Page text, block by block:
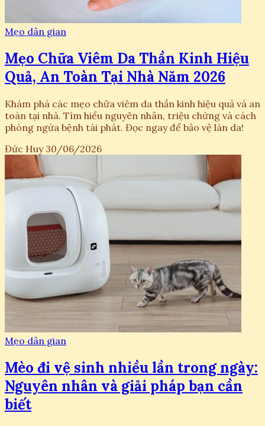
Mẹo dân gian
Mẹo Chữa Viêm Da Thần Kinh Hiệu
Quả, An Toàn Tại Nhà Năm 2026
Khám phá các mẹo chữa viêm da thần kinh hiệu quả và an
toàn tại nhà. Tìm hiểu nguyên nhân, triệu chứng và cách
phòng ngừa bệnh tái phát. Đọc ngay để bảo vệ làn da!
Đức Huy 30/06/2026
Mẹo dân gian
Mèo đi vệ sinh nhiều lần trong ngày:
Nguyên nhân và giải pháp bạn cần
biết